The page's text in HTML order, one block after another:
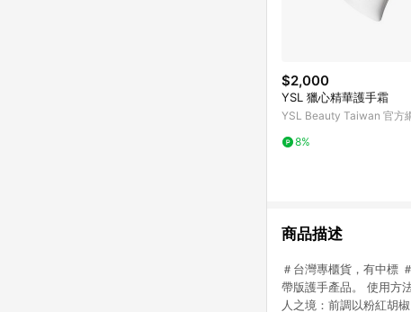
$2,000
YSL 獵心精華護手霜
YSL Beauty Taiwan 官方
8%
商品描述
＃台灣專櫃貨，有中標
帶版護手產品。 使用方
人之境：前調以粉紅胡